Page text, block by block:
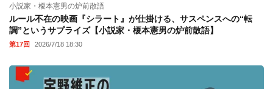
小説家・榎本憲男の炉前散語
ルール不在の映画『シラート』が仕掛ける、サスペンスへの“転
調”というサプライズ【小説家・榎本憲男の炉前散語】
第17回 2026/7/18 18:30